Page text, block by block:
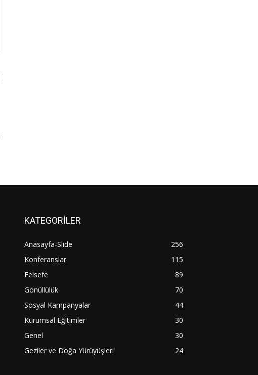
KATEGORİLER
Anasayfa-Slide
256
Konferanslar
115
Felsefe
89
Gönüllülük
70
Sosyal Kampanyalar
44
Kurumsal Eğitimler
30
Genel
30
Geziler ve Doğa Yürüyüşleri
24